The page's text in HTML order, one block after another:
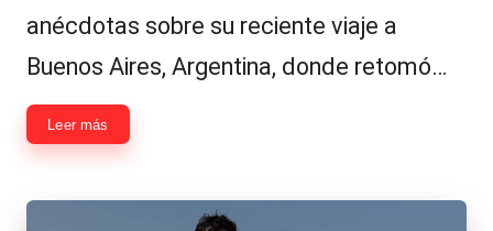
anécdotas sobre su reciente viaje a
Buenos Aires, Argentina, donde retomó…
Leer más